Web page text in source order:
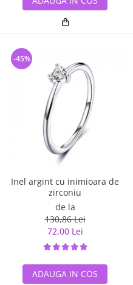
Inel argint cu inimioara de
zirconiu
de la
130,86 Lei
72,00 Lei
-45%
ADAUGA IN COS